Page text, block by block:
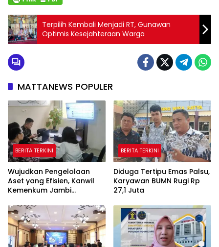
Terpilih Kembali Menjadi RT, Gunawan
Optimis Kesejahteraan Warga
MATTANEWS POPULER
BERITA TERKINI
Wujudkan Pengelolaan
Aset yang Efisien, Kanwil
Kemenkum Jambi
Secara Transparan
BERITA TERKINI
Diduga Tertipu Emas Palsu,
Karyawan BUMN Rugi Rp
27,1 Juta